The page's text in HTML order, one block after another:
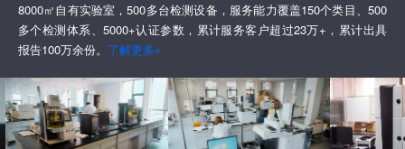
8000㎡自有实验室，500多台检测设备，服务能力覆盖150个类目、500
多个检测体系、5000+认证参数，累计服务客户超过23万+，累计出具
报告100万余份。 了解更多»